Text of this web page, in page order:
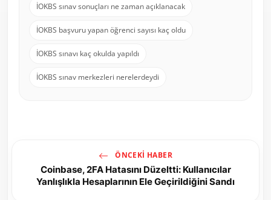
İOKBS sınav sonuçları ne zaman açıklanacak
İOKBS başvuru yapan öğrenci sayısı kaç oldu
İOKBS sınavı kaç okulda yapıldı
İOKBS sınav merkezleri nerelerdeydi
ÖNCEKI HABER
Coinbase, 2FA Hatasını Düzeltti: Kullanıcılar
Yanlışlıkla Hesaplarının Ele Geçirildiğini Sandı